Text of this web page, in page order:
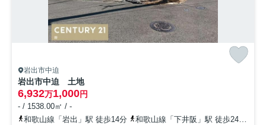
岩出市中迫
岩出市中迫 土地
6,932万1,000円
- / 1538.00㎡ / -
和歌山線「岩出」駅 徒歩14分
和歌山線「下井阪」駅 徒歩24分